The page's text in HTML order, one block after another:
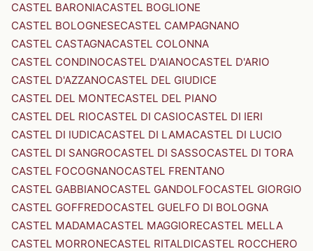
CASTEL BARONIACASTEL BOGLIONE
CASTEL BOLOGNESECASTEL CAMPAGNANO
CASTEL CASTAGNACASTEL COLONNA
CASTEL CONDINOCASTEL D'AIANOCASTEL D'ARIO
CASTEL D'AZZANOCASTEL DEL GIUDICE
CASTEL DEL MONTECASTEL DEL PIANO
CASTEL DEL RIOCASTEL DI CASIOCASTEL DI IERI
CASTEL DI IUDICACASTEL DI LAMACASTEL DI LUCIO
CASTEL DI SANGROCASTEL DI SASSOCASTEL DI TORA
CASTEL FOCOGNANOCASTEL FRENTANO
CASTEL GABBIANOCASTEL GANDOLFOCASTEL GIORGIO
CASTEL GOFFREDOCASTEL GUELFO DI BOLOGNA
CASTEL MADAMACASTEL MAGGIORECASTEL MELLA
CASTEL MORRONECASTEL RITALDICASTEL ROCCHERO